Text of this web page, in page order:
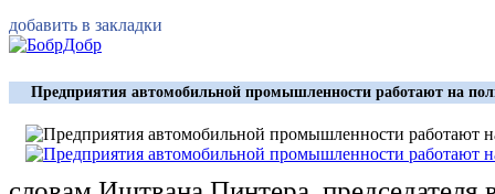
добавить в закладки
Предприятия автомобильной промышленности работают на